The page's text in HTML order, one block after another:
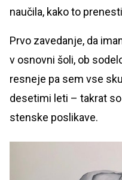
naučila, kako to
Prvo zavedanje, da
v osnovni šoli, ob
resneje pa sem vse
desetimi leti – takrat
stenske poslikave.